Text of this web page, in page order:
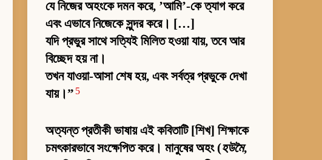
যে নিজের অহংকে দমন করে, ’আমি’-কে ত্যাগ করে
এবং এভাবে নিজেকে সুন্দর করে। […]
যদি প্রভুর সাথে সত্যিই মিলিত হওয়া যায়, তবে আর
বিচ্ছেদ হয় না।
তখন যাওয়া-আসা শেষ হয়, এবং সর্বত্র প্রভুকে দেখা
যায়।” 5
অত্যন্ত প্রতীকী ভাষায় এই কবিতাটি [শিখ] শিক্ষাকে
চমৎকারভাবে সংক্ষেপিত করে। মানুষের অহং (হউমৈ,